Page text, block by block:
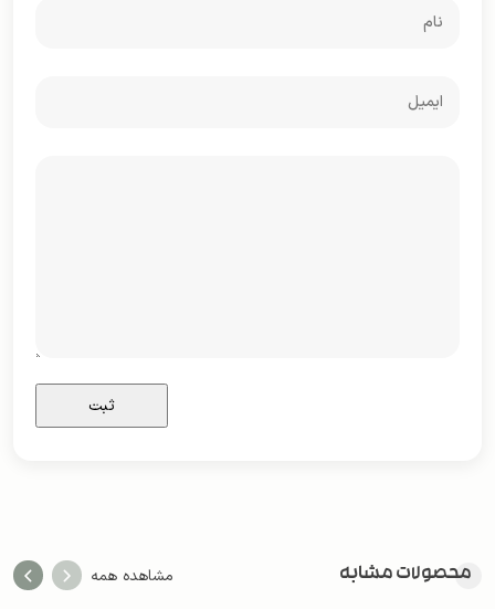
محصولات مشابه مشاهده همه